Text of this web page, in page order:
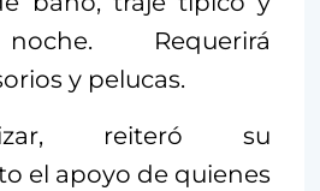
Requerirá
y pelucas.
reiteró su
el apoyo de quienes